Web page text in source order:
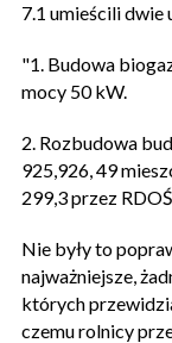
7.1 umieścili dwie
"1. Budowa
mocy 50 kW.
2. Rozbudowa
925,926, 49
299,3 przez
Nie były to
najważniejsze,
których
czemu rolnicy